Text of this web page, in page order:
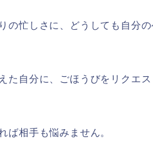
の忙しさに、どうしても自分
た自分に、ごほうびをリクエ
ば相手も悩みません。